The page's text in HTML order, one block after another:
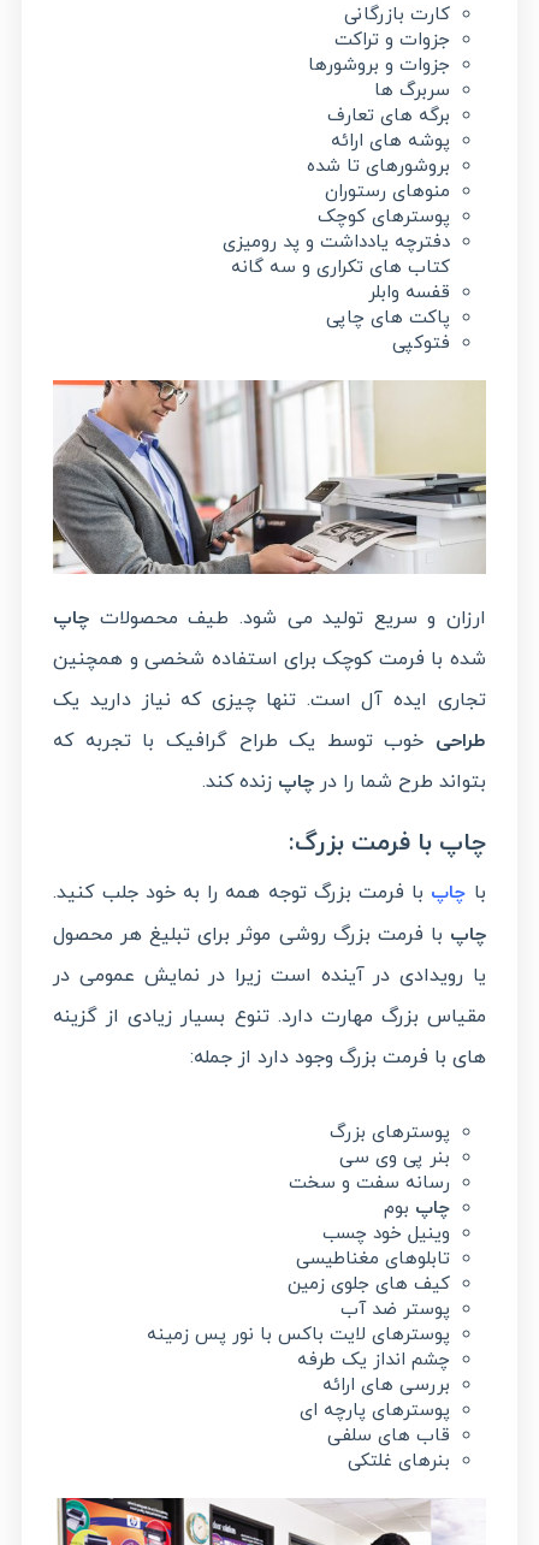
کارت بازرگانی
جزوات و تراکت
جزوات و بروشورها
سربرگ ها
برگه های تعارف
پوشه های ارائه
بروشورهای تا شده
منوهای رستوران
پوسترهای کوچک
دفترچه یادداشت و پد رومیزی
کتاب های تکراری و سه گانه
قفسه وابلر
پاکت های چاپی
فتوکپی
ارزان و سریع تولید می شود. طیف محصولات چاپ
شده با فرمت کوچک برای استفاده شخصی و همچنین
تجاری ایده آل است. تنها چیزی که نیاز دارید یک
طراحی خوب توسط یک طراح گرافیک با تجربه که
بتواند طرح شما را درچاپ زنده کند.
چاپ با فرمت بزرگ:
با چاپ با فرمت بزرگ توجه همه را به خود جلب کنید.
چاپ با فرمت بزرگ روشی موثر برای تبلیغ هر محصول
یا رویدادی در آینده است زیرا در نمایش عمومی در
مقیاس بزرگ مهارت دارد. تنوع بسیار زیادی از گزینه
های با فرمت بزرگ وجود دارد از جمله:
پوسترهای بزرگ
بنر پی وی سی
رسانه سفت و سخت
چاپ بوم
وینیل خود چسب
تابلوهای مغناطیسی
کیف های جلوی زمین
پوستر ضد آب
پوسترهای لایت باکس با نور پس زمینه
چشم انداز یک طرفه
بررسی های ارائه
پوسترهای پارچه ای
قاب های سلفی
بنرهای غلتکی